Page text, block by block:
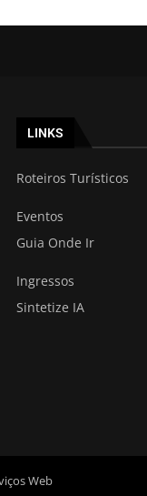
LINKS
Roteiros Turísticos
Eventos
Guia Onde Ir
Ingressos
Sintetize IA
Web